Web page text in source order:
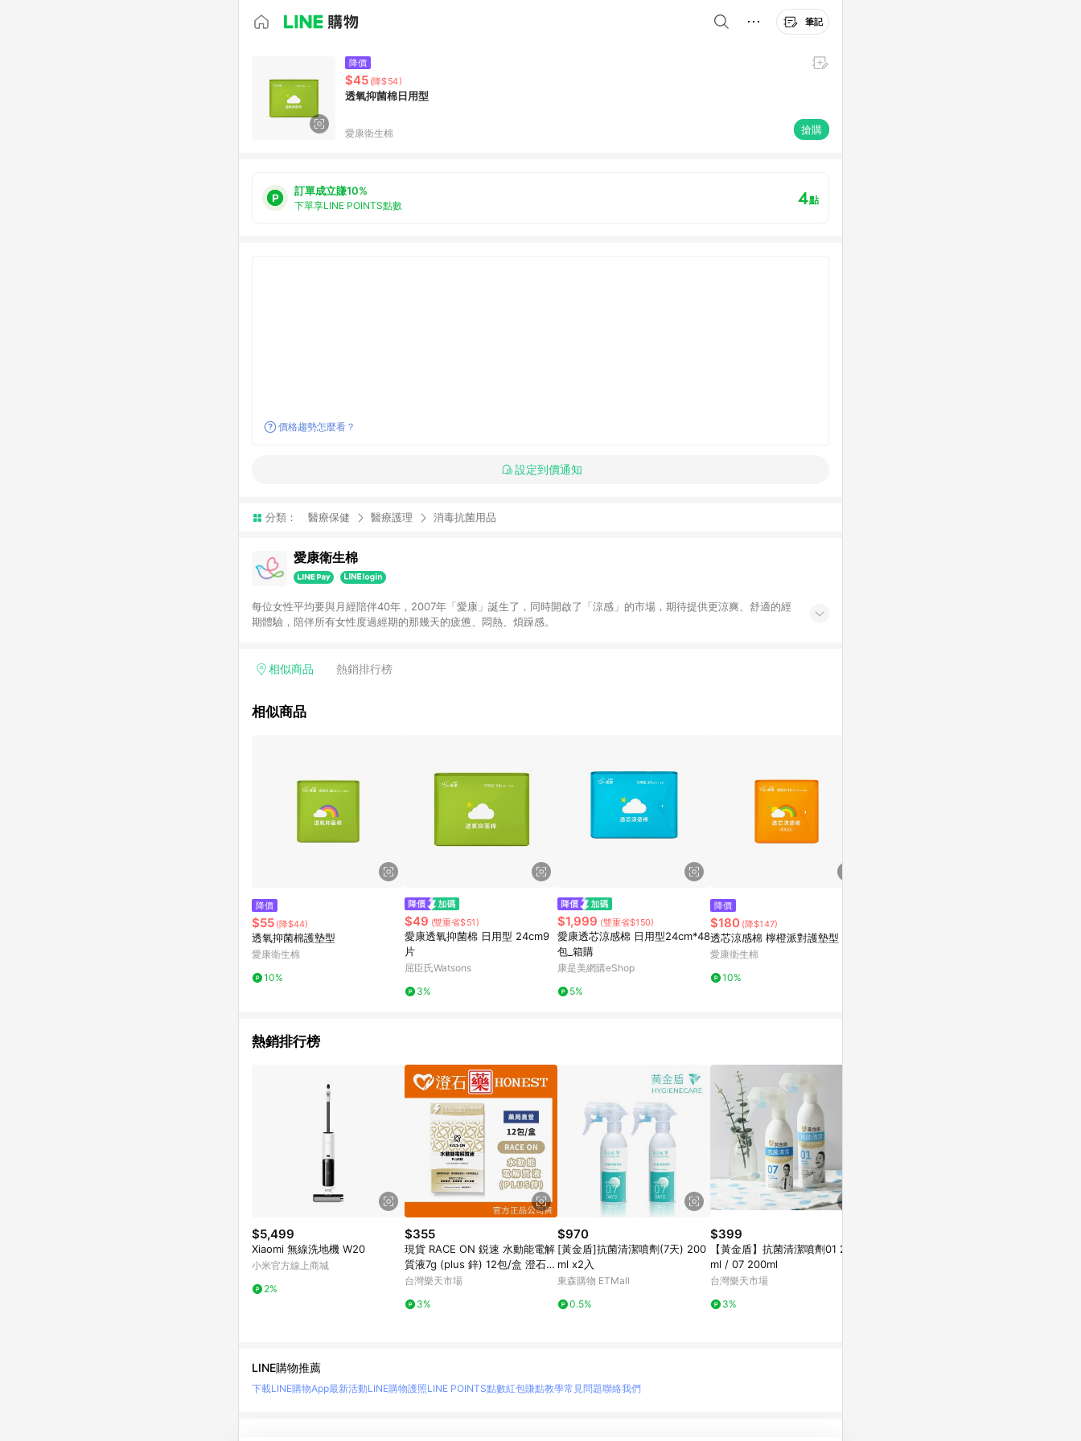
筆記
降價
$45 (降$54)
透氧抑菌棉日用型
愛康衛生棉 搶購
訂單成立賺10%
下單享LINE POINTS點數 4點
價格趨勢怎麼看？
設定到價通知
分類： 醫療保健 醫療護理 消毒抗菌用品
愛康衛生棉
每位女性平均要與月經陪伴40年，2007年「愛康」誕生了，同時開啟了「涼感」的市場，期待提供更涼爽、舒適的經
期體驗，陪伴所有女性度過經期的那幾天的疲憊、悶熱、煩躁感。
相似商品 熱銷排行榜
相似商品
降價
$55 (降$44)
透氧抑菌棉護墊型
愛康衛生棉
10%
$49 (雙重省$51)
愛康透氧抑菌棉 日用型 24cm9
片
屈臣氏Watsons
3%
$1,999 (雙重省$150)
愛康透芯涼感棉 日用型24cm*48
包_箱購
康是美網購eShop
5%
降價
$180 (降$147)
透芯涼感棉 檸橙派對護墊型 3 包
愛康衛生棉
10%
熱銷排行榜
$5,499
Xiaomi 無線洗地機 W20
小米官方線上商城
2%
$355
現貨 RACE ON 鋭速 水動能電解
質液7g (plus 鋅) 12包/盒 澄石藥
局✚實體店面
台灣樂天市場
3%
$970
[黃金盾]抗菌清潔噴劑(7天) 200
ml x2入
東森購物 ETMall
0.5%
$399
【黃金盾】抗菌清潔噴劑01 250
ml / 07 200ml
台灣樂天市場
3%
LINE購物推薦
下載LINE購物App最新活動LINE購物護照LINE POINTS點數紅包賺點教學常見問題聯絡我們